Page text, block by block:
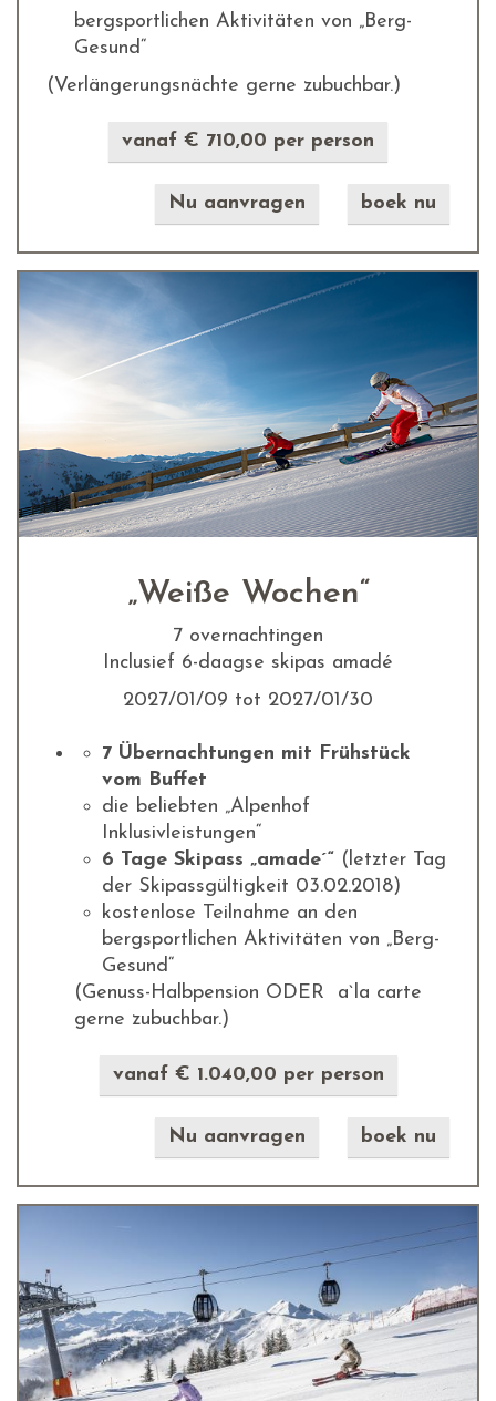
bergsportlichen Aktivitäten von „Berg-
Gesund“
(Verlängerungsnächte gerne zubuchbar.)
vanaf € 710,00 per person
Nu aanvragen boek nu
„Weiße Wochen“
7 overnachtingen
Inclusief 6-daagse skipas amadé
2027/01/09 tot 2027/01/30
7 Übernachtungen mit Frühstück
vom Buffet
die beliebten „Alpenhof
Inklusivleistungen“
6 Tage Skipass „amade´“ (letzter Tag
der Skipassgültigkeit 03.02.2018)
kostenlose Teilnahme an den
bergsportlichen Aktivitäten von „Berg-
Gesund“
(Genuss-Halbpension ODER a`la carte
gerne zubuchbar.)
vanaf € 1.040,00 per person
Nu aanvragen boek nu